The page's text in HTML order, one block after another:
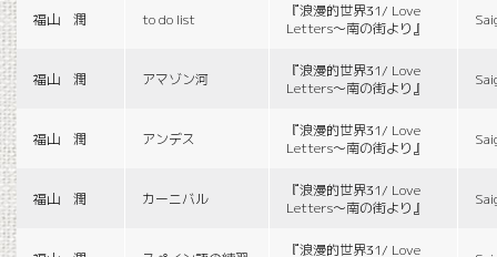
福山 潤 to do list
『浪漫的世界31/ Love
Letters〜南の街より』
福山 潤 アマゾン河
『浪漫的世界31/ Love
Letters〜南の街より』
福山 潤 アンデス
『浪漫的世界31/ Love
Letters〜南の街より』
福山 潤 カーニバル
『浪漫的世界31/ Love
Letters〜南の街より』
『浪漫的世界31/ Love